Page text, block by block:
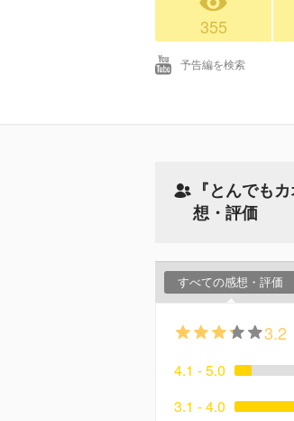
355
予告編を検索
『とんでも
想・評価
すべての感想・評価
3.2
4.1 - 5.0
3.1 - 4.0